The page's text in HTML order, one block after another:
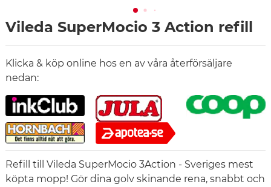
Vileda SuperMocio 3 Action refill
Klicka & köp online hos en av våra återförsäljare
nedan:
Refill till Vileda SuperMocio 3Action - Sveriges mest
köpta mopp! Gör dina golv skinande rena, snabbt och